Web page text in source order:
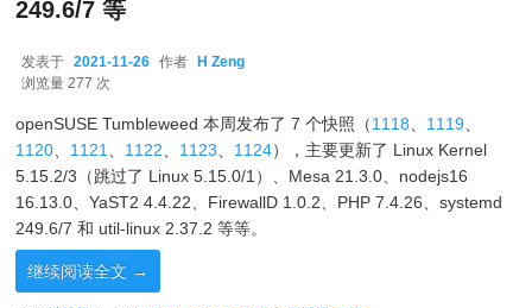
249.6/7 等
发表于 2021-11-26 作者 H Zeng
浏览量 277 次
openSUSE Tumbleweed 本周发布了 7 个快照（1118、 1119、
1120、 1121、 1122、 1123、 1124），主要更新了 Linux Kernel
5.15.2/3（跳过了 Linux 5.15.0/1）、Mesa 21.3.0、nodejs16
16.13.0、YaST2 4.4.22、FirewallD 1.0.2、PHP 7.4.26、systemd
249.6/7 和 util-linux 2.37.2 等等。
继续阅读全文 →